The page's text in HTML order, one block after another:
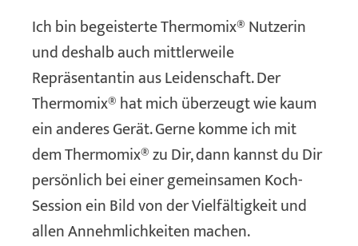
Ich bin begeisterte Thermomix® Nutzerin
und deshalb auch mittlerweile
Repräsentantin aus Leidenschaft. Der
Thermomix® hat mich überzeugt wie kaum
ein anderes Gerät. Gerne komme ich mit
dem Thermomix® zu Dir, dann kannst du Dir
persönlich bei einer gemeinsamen Koch-
Session ein Bild von der Vielfältigkeit und
allen Annehmlichkeiten machen.